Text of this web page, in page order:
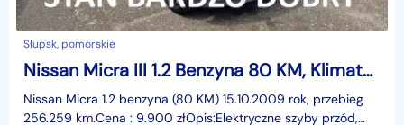
Słupsk, pomorskie
Nissan Micra III 1.2 Benzyna 80 KM, Klimatyzacja, Tempomat, Bluetooth, Isofix
Nissan Micra 1.2 benzyna (80 KM) 15.10.2009 rok, przebieg
256.259 km.Cena : 9.900 złOpis:Elektryczne szyby przód,